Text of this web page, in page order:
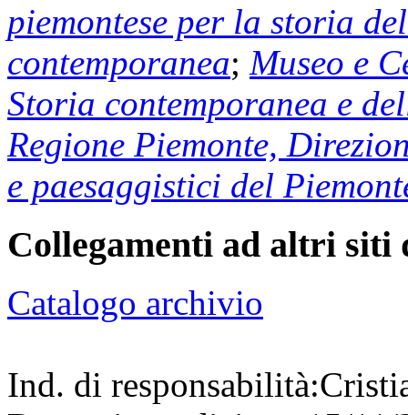
piemontese per la storia
contemporanea; Museo e
Storia contemporanea e
Regione Piemonte,
e paesaggistici del
Collegamenti ad altri siti
Catalogo archivio
Ind. di responsabilità: